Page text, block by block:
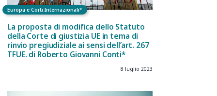
Europa e Corti Internazionali*
La proposta di modifica dello Statuto
della Corte di giustizia UE in tema di
rinvio pregiudiziale ai sensi dell’art. 267
TFUE. di Roberto Giovanni Conti*
8 luglio 2023